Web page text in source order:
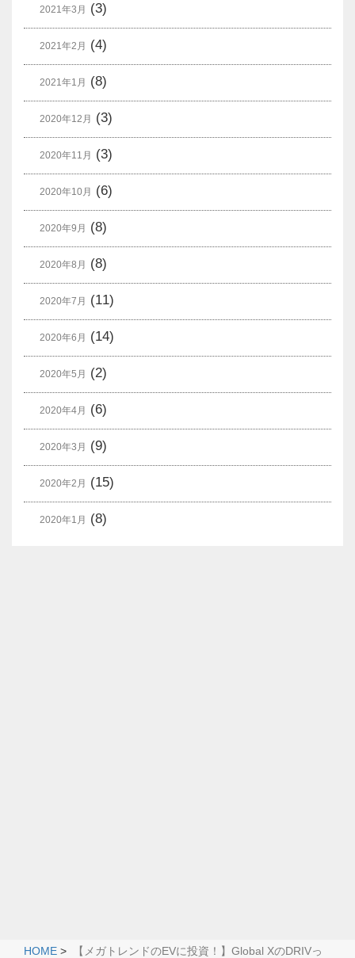
2021年3月 (3)
2021年2月 (4)
2021年1月 (8)
2020年12月 (3)
2020年11月 (3)
2020年10月 (6)
2020年9月 (8)
2020年8月 (8)
2020年7月 (11)
2020年6月 (14)
2020年5月 (2)
2020年4月 (6)
2020年3月 (9)
2020年2月 (15)
2020年1月 (8)
HOME >
【メガトレンドのEVに投資！】Global XのDRIVっ